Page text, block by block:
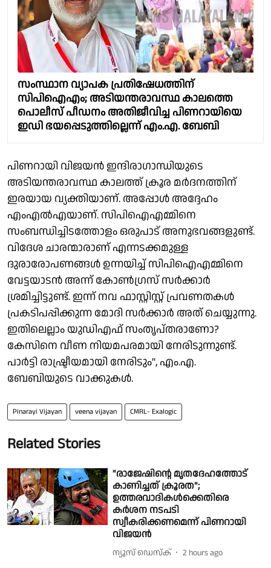
സംസ്ഥാന വ്യാപക പ്രതിഷേധത്തിന്
സിപിഐഎം; അടിയന്തരാവസ്ഥ കാലത്തെ
പൊലീസ് പീഡനം അതിജീവിച്ച പിണറായിയെ
ഇഡി ഭയപ്പെടുത്തില്ലെന്ന് എം.എ. ബേബി
പിണറായി വിജയൻ ഇന്ദിരാഗാന്ധിയുടെ
അടിയന്തരാവസ്ഥ കാലത്ത് ക്രൂര മർദനത്തിന്
ഇരയായ വ്യക്തിയാണ്. അപ്പോൾ അദ്ദേഹം
എംഎൽഎയാണ്. സിപിഐഎമ്മിനെ
സംബന്ധിച്ചിടത്തോളം ഒരുപാട് അനുഭവങ്ങളുണ്ട്.
വിദേശ ചാരന്മാരാണ് എന്നടക്കമുള്ള
ദുരാരോപണങ്ങൾ ഉന്നയിച്ച് സിപിഐഎമ്മിനെ
വേട്ടയാടൻ അന്ന് കോൺ​ഗ്രസ് സർക്കാർ
ശ്രമിച്ചിട്ടുണ്ട്. ഇന്ന് നവ ഫാസ്റ്റിസ്റ്റ് പ്രവണതകൾ
പ്രകടിപപ്പിക്കുന്ന മോദി സർക്കാർ അത് ചെയ്യുന്നു.
ഇതിലെല്ലാം യുഡിഎഫ് സംത‍ൃപ്തരാണോ?
കേസിനെ വീണ നിയമപരമായി നേരിടുന്നുണ്ട്.
പാർട്ടി രാഷ്ട്രീയമായി നേരിടും", എം.എ.
ബേബിയുടെ വാക്കുകൾ.
Pinarayi Vijayan veena vijayan CMRL- Exalogic
Related Stories
"രാജേഷിൻ്റെ മൃതദേഹത്തോട്
കാണിച്ചത് ക്രൂരത";
ഉത്തരവാദികൾക്കെതിരെ
കർശന നടപടി
സ്വീകരിക്കണമെന്ന് പിണറായി
വിജയൻ
ന്യൂസ് ഡെസ്ക് 2 hours ago